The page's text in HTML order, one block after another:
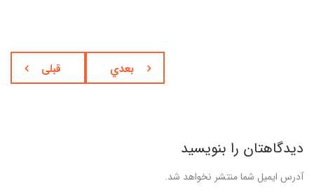
قبلی بعدي
دیدگاهتان را بنویسید
آدرس ایمیل شما منتشر نخواهد شد.